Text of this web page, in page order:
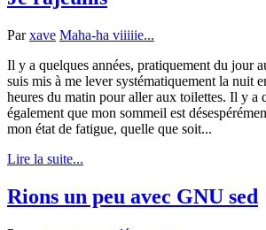
Parxave Maha-ha viiiiie...
Il y a quelques années, pratiquement du jour
suis mis à me lever systématiquement la nuit
heures du matin pour aller aux toilettes. Il y a
également que mon sommeil est
mon état de fatigue, quelle que soit...
Lire la suite...
Rions un peu avec GNU sed